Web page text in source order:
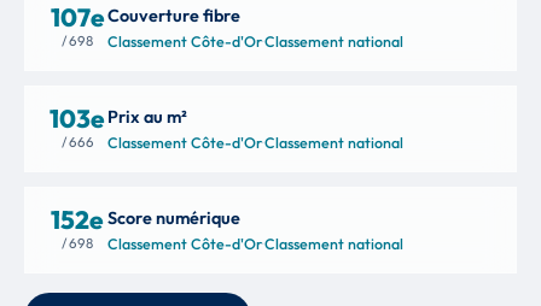
107e
/ 698
Couverture fibre
Classement Côte-d'Or·Classement national
103e
/ 666
Prix au m²
Classement Côte-d'Or·Classement national
152e
/ 698
Score numérique
Classement Côte-d'Or·Classement national